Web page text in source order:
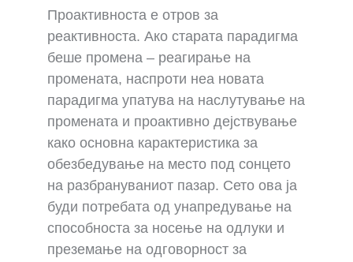
Проактивноста е отров за
реактивноста. Ако старата парадигма
беше промена – реагирање на
промената, наспроти неа новата
парадигма упатува на наслутување на
промената и проактивно дејствување
како основна карактеристика за
обезбедување на место под сонцето
на разбрануваниот пазар. Сето ова ја
буди потребата од унапредување на
способноста за носење на одлуки и
преземање на одговорност за